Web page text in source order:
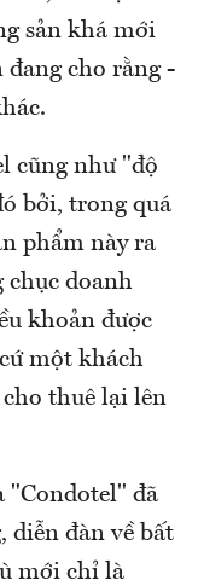
sản khá mới
đang cho rằng -
cũng như "độ
bởi, trong quá
phẩm này ra
chục doanh
khoản được
một khách
thuê lại lên
"Condotel" đã
diễn đàn về bất
mới chỉ là